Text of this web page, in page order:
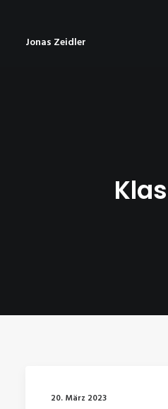
Jonas Zeidler
20. März 2023